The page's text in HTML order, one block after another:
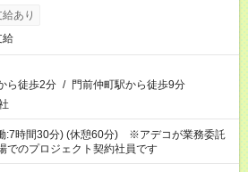
あり
給
ら徒歩2分 / 門前仲町駅から徒歩9分
:7時間30分) (休憩60分) ※アデコが業務委託
でのプロジェクト契約社員です